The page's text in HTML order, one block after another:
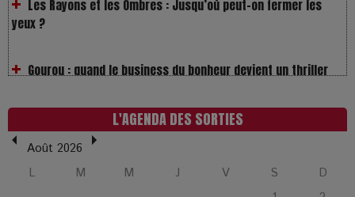
réseaux
L’Affaire Bojarski : entre faux billets et vraie tragédie
humaine
L'AGENDA DES SORTIES
Août 2026
L
M M J V S
D